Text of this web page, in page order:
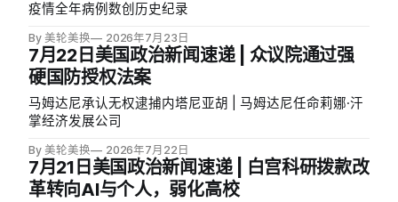
疫情全年病例数创历史纪录
By 美轮美换 2026年7月23日
7月22日美国政治新闻速递 | 众议院通过强
硬国防授权法案
马姆达尼承认无权逮捕内塔尼亚胡 | 马姆达尼任命莉娜·汗
掌经济发展公司
By 美轮美换 2026年7月22日
7月21日美国政治新闻速递 | 白宫科研拨款改
革转向AI与个人，弱化高校